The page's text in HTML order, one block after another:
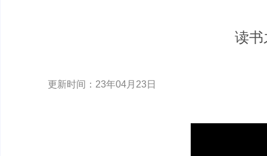
读书
更新时间：23年04月23日